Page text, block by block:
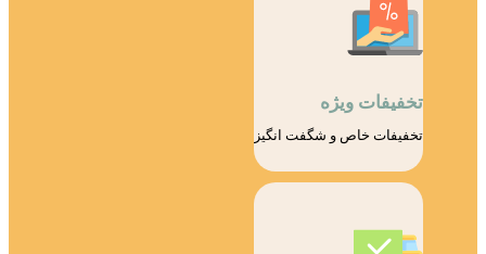
تخفیفات ویژه
تخفیفات خاص و شگفت انگیز